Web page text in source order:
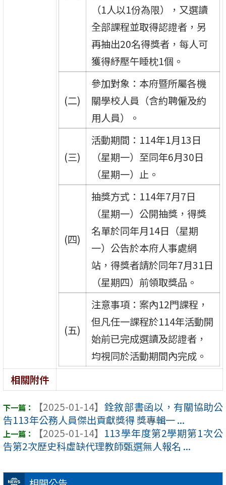
（1人以1份為限），又選讀
全部課程並取得認證者，另
再抽出20名得獎者，每人可
獲得紓壓午睡枕1個。
(二)
參加對象：本府暨所屬各機
關學校人員（含約聘僱及約
用人員）。
(三)
活動期間：114年1月13日
（星期一）至同年6月30日
（星期一）止。
(四)
抽獎方式：114年7月7日
（星期一）公開抽獎，得獎
名單於同年月14日（星期
一）公告於本府人事處網
站，得獎者請於同年7月31日
（星期四）前領取獎品。
(五)
注意事項：案內12門課程，
但凡任一課程於114年活動開
始前已完成選讀及認證者，
均視同於活動期間內完成。
相關附件
【2025-01-14】 銓敘部書函以，有關協助公
告113年公務人員傑出貢獻獎得 獎專輯一 ...
【2025-01-14】 113學年度第2學期第1次公
告第2次歷史科虛缺代理教師甄選無人報名 ...